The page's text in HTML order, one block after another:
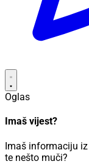
Oglas
Imaš vijest?
Imaš informaciju
te nešto muči?